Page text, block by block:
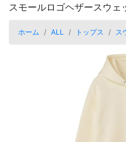
スモールロゴヘザースウェ
ホーム
ALL トップス ス